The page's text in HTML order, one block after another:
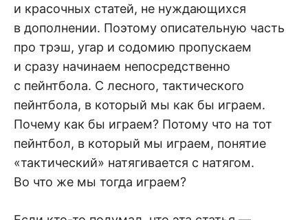
и красочных статей, не нуждающихся
в дополнении. Поэтому описательную часть
про трэш, угар и содомию пропускаем
и сразу начинаем непосредственно
с пейнтбола. С лесного, тактического
пейнтбола, в который мы как бы играем.
Почему как бы играем? Потому что на тот
пейнтбол, в который мы играем, понятие
«тактический» натягивается с натягом.
Во что же мы тогда играем?